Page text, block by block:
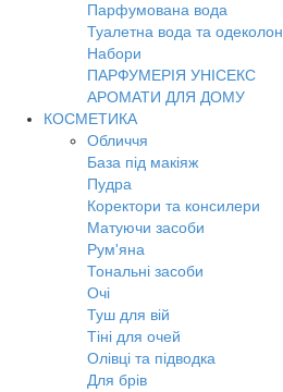
Парфумована вода
Туалетна вода та одеколон
Набори
ПАРФУМЕРІЯ УНІСЕКС
АРОМАТИ ДЛЯ ДОМУ
КОСМЕТИКА
Обличчя
База під макіяж
Пудра
Коректори та консилери
Матуючи засоби
Рум'яна
Тональні засоби
Очі
Туш для вій
Тіні для очей
Олівці та підводка
Для брів